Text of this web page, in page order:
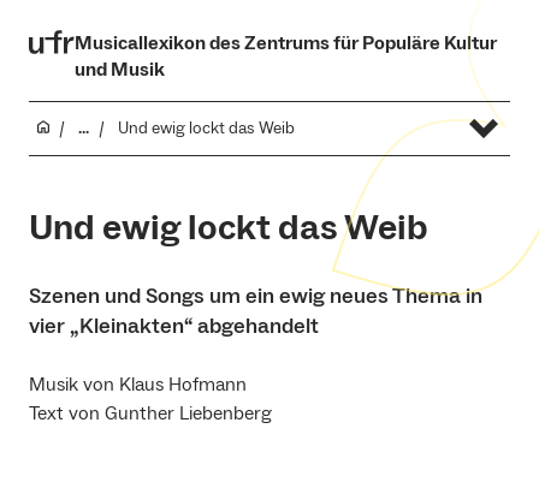
Musicallexikon des Zentrums für Populäre Kultur
und Musik
... Und ewig lockt das Weib
Und ewig lockt das Weib
Szenen und Songs um ein ewig neues Thema in
vier „Kleinakten“ abgehandelt
Musik von Klaus Hofmann
Text von Gunther Liebenberg